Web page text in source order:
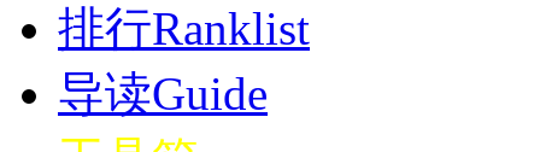
排行Ranklist
导读Guide